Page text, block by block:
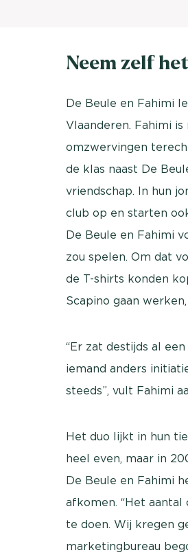
Neem zelf
De Beule en Fahimi
Vlaanderen. Fahimi
omzwervingen
de klas naast De
vriendschap. In hun
club op en starten
De Beule en Fahimi
zou spelen. Om dat
de T-shirts konden
Scapino gaan
“Er zat destijds al
iemand anders
steeds”, vult Fahimi
Het duo lijkt in hun
heel even, maar in
De Beule en Fahimi
afkomen. “Het aantal
te doen. Wij kregen
marketingbureau